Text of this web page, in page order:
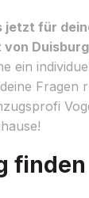
jetzt für
ein
Fragen